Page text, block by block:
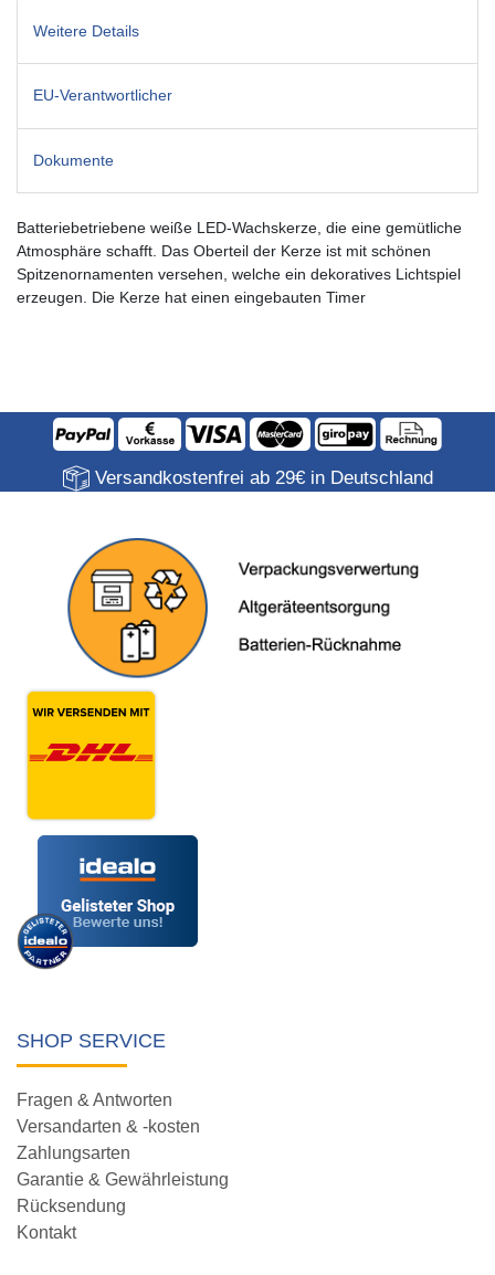
Weitere Details
EU-Verantwortlicher
Dokumente
Batteriebetriebene weiße LED-Wachskerze, die eine gemütliche
Atmosphäre schafft. Das Oberteil der Kerze ist mit schönen
Spitzenornamenten versehen, welche ein dekoratives Lichtspiel
erzeugen. Die Kerze hat einen eingebauten Timer
Versandkostenfrei ab 29€ in Deutschland
SHOP SERVICE
Fragen & Antworten
Versandarten & -kosten
Zahlungsarten
Garantie & Gewährleistung
Rücksendung
Kontakt